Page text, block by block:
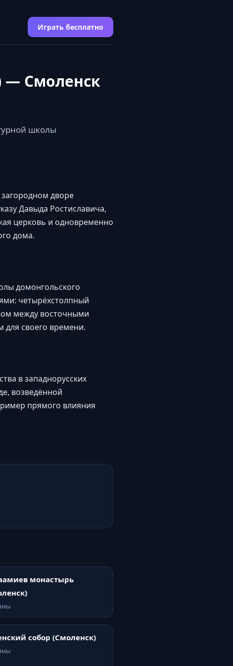
Играть бесплатно
— Смоленск
школы
дворе
Давыда Ростиславича,
церковь и одновременно
дома.
домонгольского
четырёхстолпный
между восточными
своего времени.
в западнорусских
возведённой
прямого влияния
монастырь
собор (Смоленск)